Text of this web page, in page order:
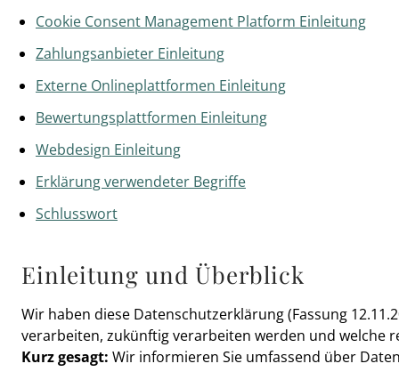
Cookie Consent Management Platform Einleitung
Zahlungsanbieter Einleitung
Externe Onlineplattformen Einleitung
Bewertungsplattformen Einleitung
Webdesign Einleitung
Erklärung verwendeter Begriffe
Schlusswort
Einleitung und Überblick
Wir haben diese Datenschutzerklärung (Fassung
verarbeiten, zukünftig verarbeiten werden und welche
Kurz gesagt: Wir informieren Sie umfassend über